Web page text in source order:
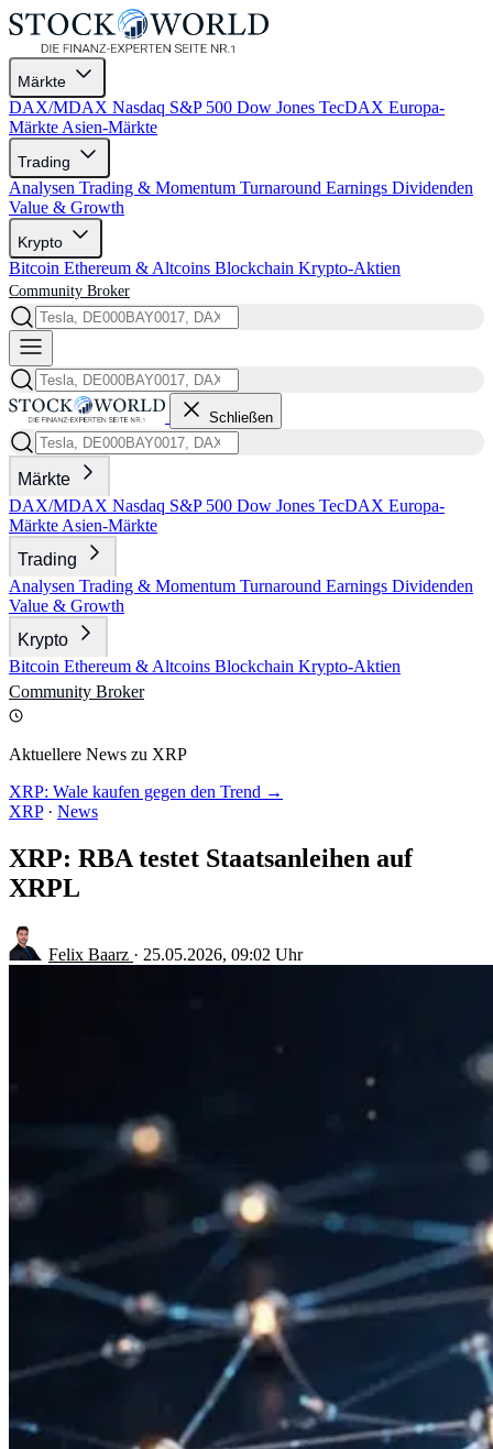
Märkte
DAX/MDAX Nasdaq S&P 500 Dow Jones TecDAX Europa-
Märkte Asien-Märkte
Trading
Analysen Trading & Momentum Turnaround Earnings Dividenden
Value & Growth
Krypto
Bitcoin Ethereum & Altcoins Blockchain Krypto-Aktien
Community Broker
Schließen
Märkte
DAX/MDAX Nasdaq S&P 500 Dow Jones TecDAX Europa-
Märkte Asien-Märkte
Trading
Analysen Trading & Momentum Turnaround Earnings Dividenden
Value & Growth
Krypto
Bitcoin Ethereum & Altcoins Blockchain Krypto-Aktien
Community Broker
Aktuellere News zu XRP
XRP: Wale kaufen gegen den Trend →
XRP · News
XRP: RBA testet Staatsanleihen auf
XRPL
Felix Baarz · 25.05.2026, 09:02 Uhr